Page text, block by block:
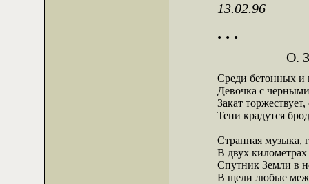
13.02.96
. . .
О.
Среди бетонных
Девочка с
Закат
Тени крадутся
Странная музыка,
В двух
Спутник Земли в
В щели любые меж